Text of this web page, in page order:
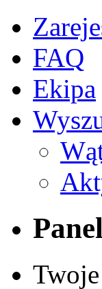
FAQ
Ekipa